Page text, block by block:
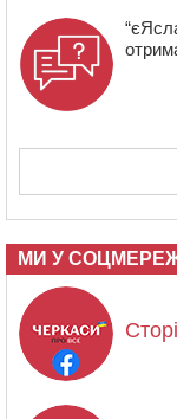
МИ У